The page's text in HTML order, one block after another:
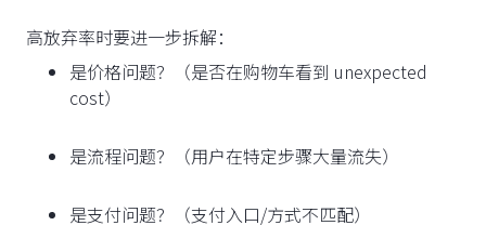
高放弃率时要进一步拆解：
是价格问题？（是否在购物车看到 unexpected
cost）
是流程问题？（用户在特定步骤大量流失）
是支付问题？（支付入口/方式不匹配）